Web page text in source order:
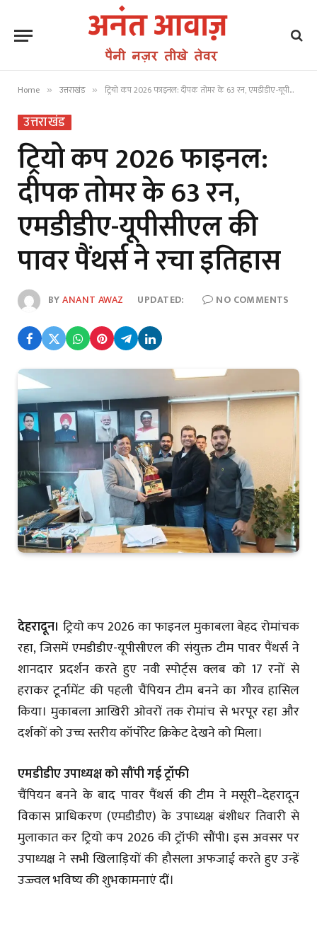
Home » उत्तराखंड » ट्रियो कप 2026 फाइनल: दीपक तोमर के 63 रन, एमडीडीए-यूपीसीएल की पावर पैंथर्स ने रचा इतिहास
उत्तराखंड
ट्रियो कप 2026 फाइनल:
दीपक तोमर के 63 रन,
एमडीडीए-यूपीसीएल की
पावर पैंथर्स ने रचा इतिहास
BYANANT AWAZ UPDATED: NO COMMENTS
देहरादून। ट्रियो कप 2026 का फाइनल मुकाबला बेहद रोमांचक
रहा, जिसमें एमडीडीए-यूपीसीएल की संयुक्त टीम पावर पैंथर्स ने
शानदार प्रदर्शन करते हुए नवी स्पोर्ट्स क्लब को 17 रनों से
हराकर टूर्नामेंट की पहली चैंपियन टीम बनने का गौरव हासिल
किया। मुकाबला आखिरी ओवरों तक रोमांच से भरपूर रहा और
दर्शकों को उच्च स्तरीय कॉर्पोरेट क्रिकेट देखने को मिला।
एमडीडीए उपाध्यक्ष को सौंपी गई ट्रॉफी
चैंपियन बनने के बाद पावर पैंथर्स की टीम ने मसूरी–देहरादून
विकास प्राधिकरण (एमडीडीए) के उपाध्यक्ष बंशीधर तिवारी से
मुलाकात कर ट्रियो कप 2026 की ट्रॉफी सौंपी। इस अवसर पर
उपाध्यक्ष ने सभी खिलाड़ियों की हौसला अफजाई करते हुए उन्हें
उज्ज्वल भविष्य की शुभकामनाएं दीं।